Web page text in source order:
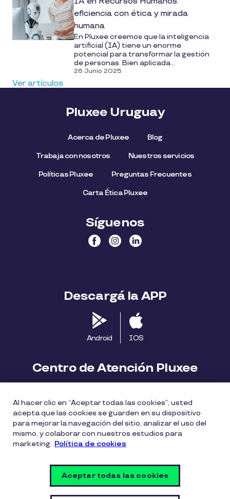
eficiencia con ética y mirada
humana
En Pluxee creemos que la inteligencia
artificial (IA) tiene un enorme
potencial para transformar la gestión
de personas. Bien aplicada...
26 Junio 2025
Ver artículos
Pluxee Uruguay
Acerca de Pluxee Blog
Trabaja con nosotros Nuestros servicios
Políticas Pluxee Preguntas Frecuentes
Carta Ética Pluxee
Síguenos
Descargá la APP
Android IOS
Centro de Atención Pluxee
consumidores.uy@pluxeegroup.com
Centro de reclamos
Política de Cookies Políticas de privacidad
Al hacer clic en “Aceptar todas las cookies”, usted
acepta que las cookies se guarden en su dispositivo
para mejorar la navegación del sitio, analizar el uso del
mismo, y colaborar con nuestros estudios para
marketing. Política de cookies
Aceptar todas las cookies